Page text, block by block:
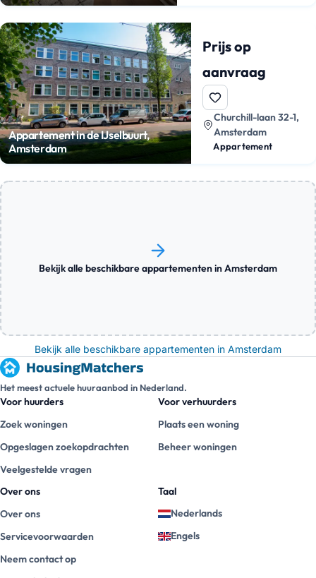
Appartement in de IJselbuurt,
Amsterdam
Prijs op
aanvraag
Churchill-laan 32-1,
Amsterdam
Appartement
Bekijk alle beschikbare appartementen in Amsterdam
Bekijk alle beschikbare appartementen in Amsterdam
Het meest actuele huuraanbod in Nederland.
Voor huurders
Zoek woningen
Opgeslagen zoekopdrachten
Veelgestelde vragen
Voor verhuurders
Plaats een woning
Beheer woningen
Over ons
Over ons
Servicevoorwaarden
Neem contact op
Taal
Nederlands
Engels